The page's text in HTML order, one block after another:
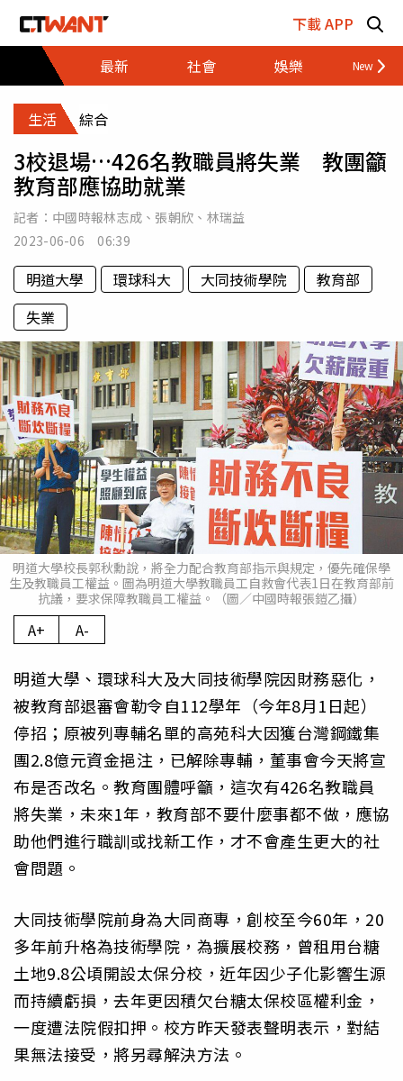
下載 APP
最新
社會 娛樂 財經
生活 綜合
3校退場…426名教職員將失業 教團籲
教育部應協助就業
記者： 中國時報林志成 、 張朝欣 、 林瑞益
2023-06-06 06:39
明道大學 環球科大 大同技術學院
教育部
失業
明道大學校長郭秋勳說，將全力配合教育部指示與規定，優先確保學
生及教職員工權益。圖為明道大學教職員工自救會代表1日在教育部前
抗議，要求保障教職員工權益。（圖／中國時報張鎧乙攝）
A+ A-
明道大學、環球科大及大同技術學院因財務惡化，
被教育部退審會勒令自112學年（今年8月1日起）
停招；原被列專輔名單的高苑科大因獲台灣鋼鐵集
團2.8億元資金挹注，已解除專輔，董事會今天將宣
布是否改名。教育團體呼籲，這次有426名教職員
將失業，未來1年，教育部不要什麼事都不做，應協
助他們進行職訓或找新工作，才不會產生更大的社
會問題。
大同技術學院前身為大同商專，創校至今60年，20
多年前升格為技術學院，為擴展校務，曾租用台糖
土地9.8公頃開設太保分校，近年因少子化影響生源
而持續虧損，去年更因積欠台糖太保校區權利金，
一度遭法院假扣押。校方昨天發表聲明表示，對結
果無法接受，將另尋解決方法。